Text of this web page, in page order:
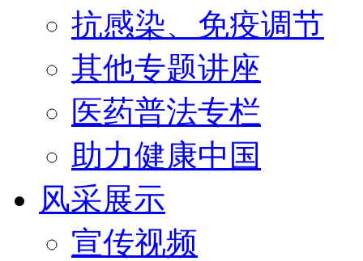
抗感染、免疫调节
其他专题讲座
医药普法专栏
助力健康中国
风采展示
宣传视频